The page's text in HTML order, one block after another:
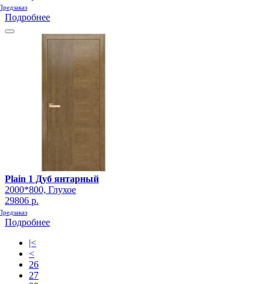
Подробнее
Plain 1 Дуб янтарный
2000*800, Глухое
29806 р.
Подробнее
|<
<
26
27